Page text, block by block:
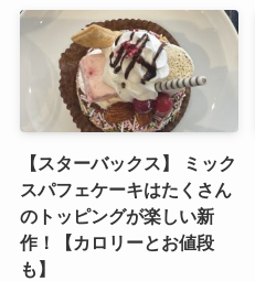
【スターバックス】 ミック
スパフェケーキはたくさん
のトッピングが楽しい新
作！【カロリーとお値段
も】